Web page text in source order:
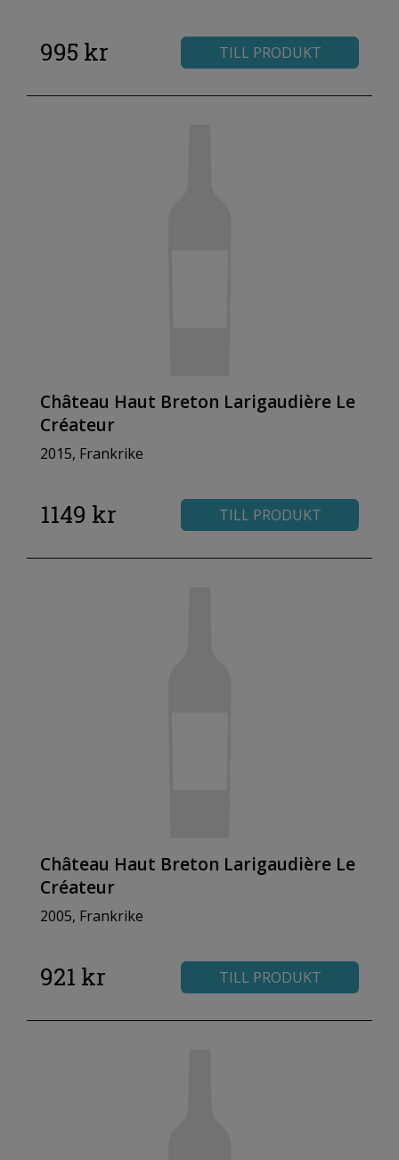
995 kr TILL PRODUKT
Château Haut Breton Larigaudière Le
Créateur
2015, Frankrike
1149 kr TILL PRODUKT
Château Haut Breton Larigaudière Le
Créateur
2005, Frankrike
921 kr TILL PRODUKT